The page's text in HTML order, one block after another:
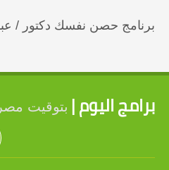
برنامج حصن نفسك دكتور /
برامج اليوم | بتوقيت مصر